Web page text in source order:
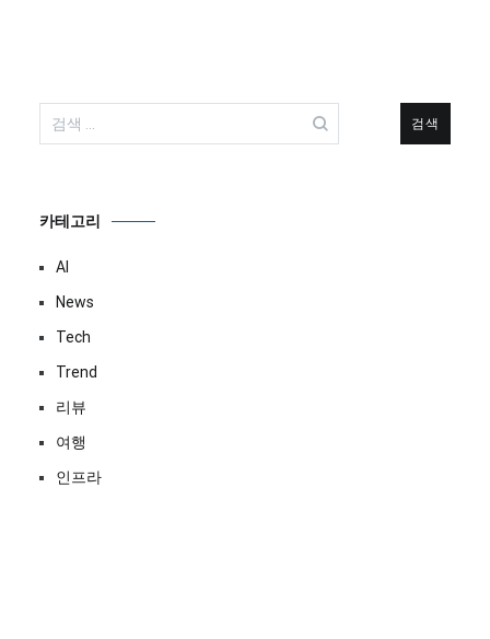
색:
카테고리
AI
News
Tech
Trend
리뷰
여행
인프라